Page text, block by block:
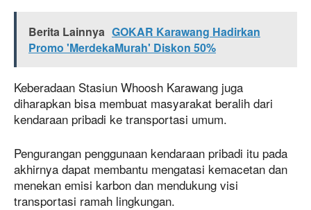
Berita Lainnya GOKAR Karawang Hadirkan
Promo 'MerdekaMurah' Diskon 50%
Keberadaan Stasiun Whoosh Karawang juga
diharapkan bisa membuat masyarakat beralih dari
kendaraan pribadi ke transportasi umum.
Pengurangan penggunaan kendaraan pribadi itu pada
akhirnya dapat membantu mengatasi kemacetan dan
menekan emisi karbon dan mendukung visi
transportasi ramah lingkungan.